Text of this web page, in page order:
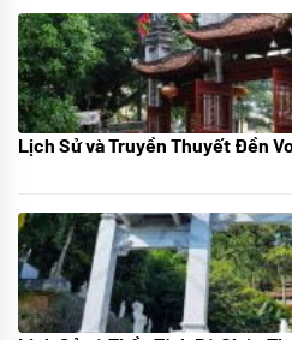
07/07/2024
Lịch Sử và Truyền Thuyết Đền